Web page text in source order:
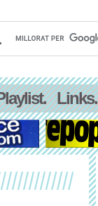
Links.